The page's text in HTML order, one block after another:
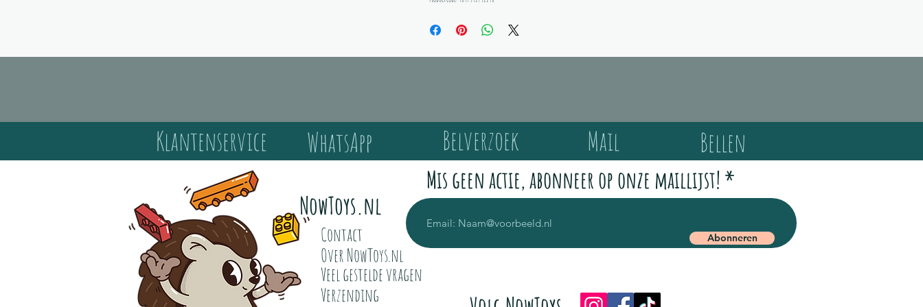
Klantenservice WhatsApp Belverzoek Mail Bellen
NowToys.nl
Over NowToys.nl
Verzending
Veel gestelde vragen
Contact
Mis geen actie, abonneer op onze maillijst!
Abonneren